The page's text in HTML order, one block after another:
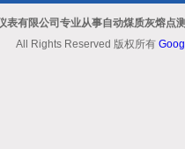
表有限公司专业从事自动煤质灰熔点
All Rights Reserved 版权所有